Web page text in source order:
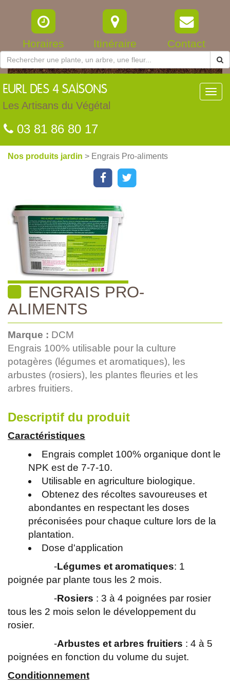
Horaires Itinéraire Contact
EURL DES 4 SAISONS
Les Artisans du Végétal
03 81 86 80 17
Nos produits jardin > Engrais Pro-aliments
ENGRAIS PRO-
ALIMENTS
Marque : DCM
Engrais 100% utilisable pour la culture
potagères (légumes et aromatiques), les
arbustes (rosiers), les plantes fleuries et les
arbres fruitiers.
Descriptif du produit
Caractéristiques
Engrais complet 100% organique dont le
NPK est de 7-7-10.
Utilisable en agriculture biologique.
Obtenez des récoltes savoureuses et
abondantes en respectant les doses
préconisées pour chaque culture lors de la
plantation.
Dose d'application
-Légumes et aromatiques: 1
poignée par plante tous les 2 mois.
-Rosiers : 3 à 4 poignées par rosier
tous les 2 mois selon le développement du
rosier.
-Arbustes et arbres fruitiers : 4 à 5
poignées en fonction du volume du sujet.
Conditionnement